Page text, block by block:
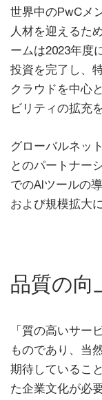
世界中のPwCメ
人材を迎えるた
ームは2023年度
投資を完了し、
クラウドを中心
ビリティの拡充
グローバルネッ
とのパートナー
でのAIツールの
および規模拡大
品質の向
「質の高いサー
ものであり、当
期待しているこ
た企業文化が必